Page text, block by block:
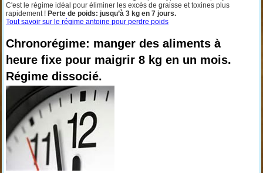
C'est le régime idéal pour éliminer les excès de graisse et toxines plus
rapidement ! Perte de poids: jusqu’à 3 kg en 7 jours.
Tout savoir sur le régime antoine pour perdre poids
Chronorégime: manger des aliments à
heure fixe pour maigrir 8 kg en un mois.
Régime dissocié.